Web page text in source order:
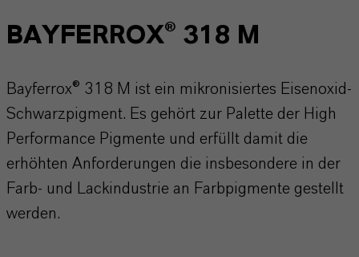
BAYFERROX® 318 M
Bayferrox® 318 M ist ein mikronisiertes Eisenoxid-
Schwarzpigment. Es gehört zur Palette der High
Performance Pigmente und erfüllt damit die
erhöhten Anforderungen die insbesondere in der
Farb- und Lackindustrie an Farbpigmente gestellt
werden.